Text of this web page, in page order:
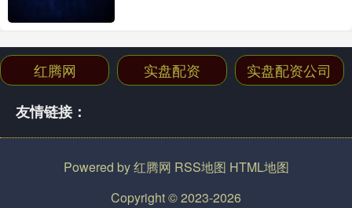
红腾网 实盘配资 实盘配资公司
友情链接：
Powered by红腾网 RSS地图 HTML地图
Copyright© 2023-2026